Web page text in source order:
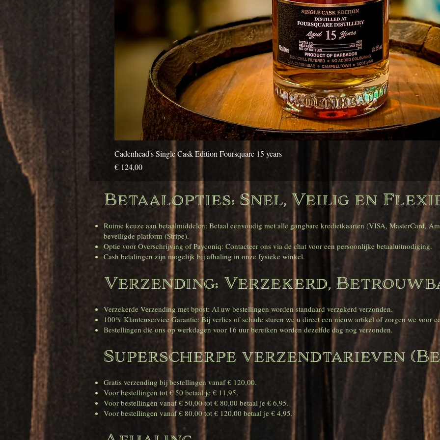
Cadenhead's Single Cask Edition Foursquare 15 years
Prijs
€ 124,00
Betaalopties: Snel, Veilig en
Ruime keuze aan betaalmiddelen: Betaal eenvoudig met alle gangbare kredietkaarten (VISA, MasterCard,
beveiligde platform (Stripe).
Optie voor Overschrijving of Payconiq: Contacteer ons via de chat voor een persoonlijke betaaluitnodiging.
Cash betalingen zijn mogelijk bij afhaling in onze fysieke winkel.
Verzending: Verzekerd,
Verzekerde Verzending met bpost: Al uw bestellingen worden standaard verzekerd verzonden.
100% Klantenservice Garantie: Bij verlies of schade sturen we u direct een nieuw artikel of zorgen we voor
Bestellingen die ons op werkdagen voor 16 uur bereiken worden dezelfde dag nog verzonden.
Superscherpe verzendtarieven
Gratis verzending bij bestellingen vanaf € 120,00.
Voor bestellingen tot € 50 betaal je € 11,95.
Voor bestellingen vanaf € 50,00 tot € 80,00 betaal je € 6,95.
Voor bestellingen vanaf € 80,00 tot € 120,00 betaal je € 4,95.